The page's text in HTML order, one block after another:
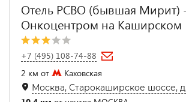
Отель РСВО (бывшая Мирит)
Онкоцентром на Каширском
+7 (495) 108-74-88
2 км от
Каховская
Москва, Старокаширское шоссе,